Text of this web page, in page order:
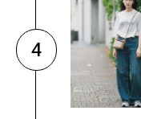
4